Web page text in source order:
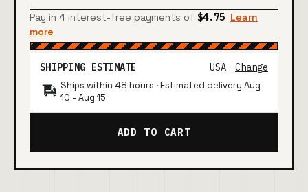
Pay in 4 interest-free payments of $4.75 Learn
more
SHIPPING ESTIMATE USA Change
Ships within 48 hours · Estimated delivery Aug
10 - Aug 15
ADD TO CART